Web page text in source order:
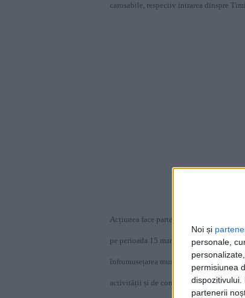
Noi și
personale,
permisiunea
partenerii
carosabile, respectiv intrarea dinspre
Acțiunea face parte din programul de
pe perioada 15 martie – 15 mai 2021, în
înfrumusețarea municipiului Reșița,
activității și de condițiile specifice